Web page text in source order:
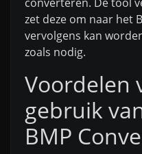
zet deze om naar het
vervolgens kan
zoals nodig.
Voordelen
gebruik
BMP